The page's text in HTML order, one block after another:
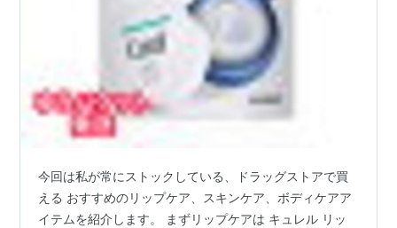
今回は私が常にストックしている、ドラッグストアで買
える おすすめのリップケア、スキンケア、ボディケアア
イテムを紹介します。 まずリップケアは キュレル リッ